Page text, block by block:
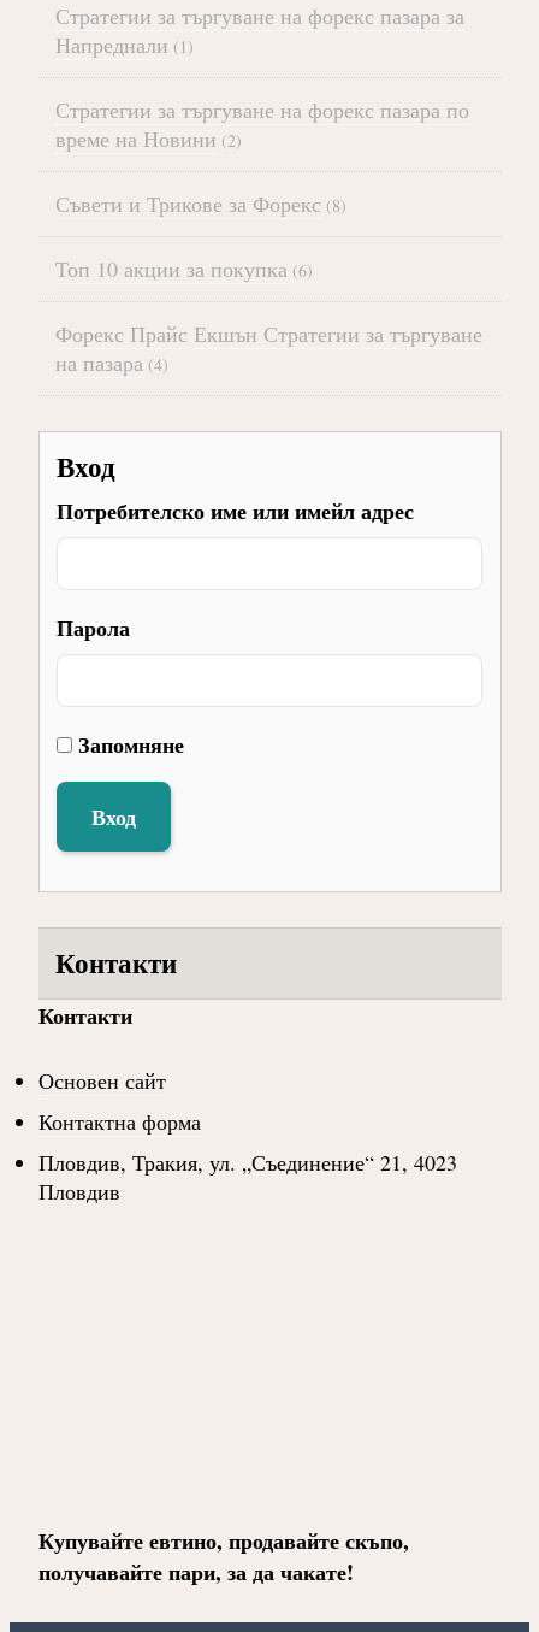
Стратегии за търгуване на форекс пазара за
Напреднали (1)
Стратегии за търгуване на форекс пазара по
време на Новини (2)
Съвети и Трикове за Форекс (8)
Топ 10 акции за покупка (6)
Форекс Прайс Екшън Стратегии за търгуване
на пазара (4)
Вход
Потребителско име или имейл адрес
Парола
Запомняне
Вход
Контакти
Контакти
Основен сайт
Контактна форма
Пловдив, Тракия, ул. „Съединение“ 21, 4023
Пловдив
Купувайте евтино, продавайте скъпо,
получавайте пари, за да чакате!